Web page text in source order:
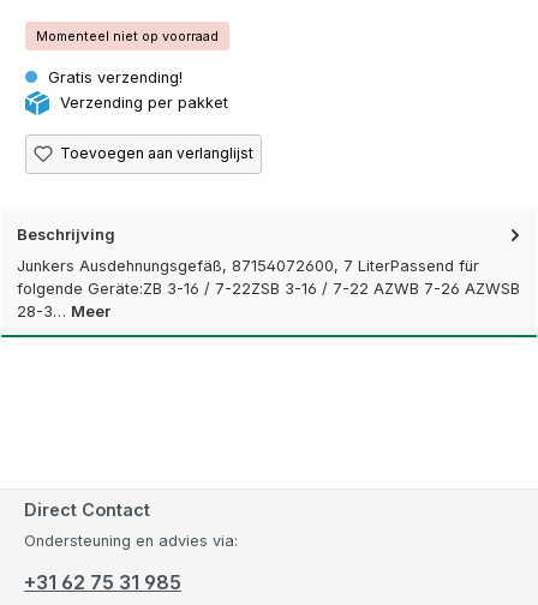
Momenteel niet op voorraad
Gratis verzending!
Verzending per pakket
Toevoegen aan verlanglijst
Beschrijving
Junkers Ausdehnungsgefäß, 87154072600, 7 LiterPassend für
folgende Geräte:ZB 3-16 / 7-22ZSB 3-16 / 7-22 AZWB 7-26 AZWSB
28-3… Meer
Direct Contact
Ondersteuning en advies via:
+31 62 75 31 985